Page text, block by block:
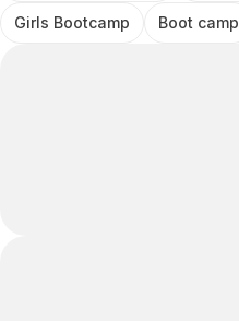
Girls Bootcamp Boot camp